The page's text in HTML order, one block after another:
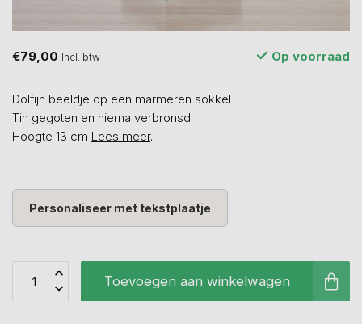
€79,00 Incl. btw Op voorraad
Dolfijn beeldje op een marmeren sokkel
Tin gegoten en hierna verbronsd.
Hoogte 13 cm Lees meer.
Personaliseer met tekstplaatje
Toevoegen aan winkelwagen